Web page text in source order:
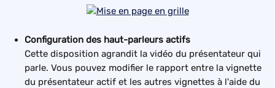
Configuration des haut-parleurs actifs
Cette disposition agrandit la vidéo du présentateur qui
parle. Vous pouvez modifier le rapport entre la vignette
du présentateur actif et les autres vignettes à l'aide du